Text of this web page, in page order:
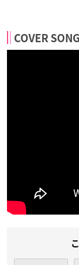
COVER